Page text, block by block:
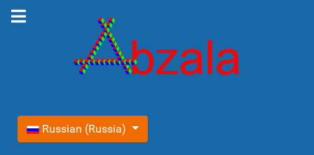
Выберите язык
Russian (Russia)